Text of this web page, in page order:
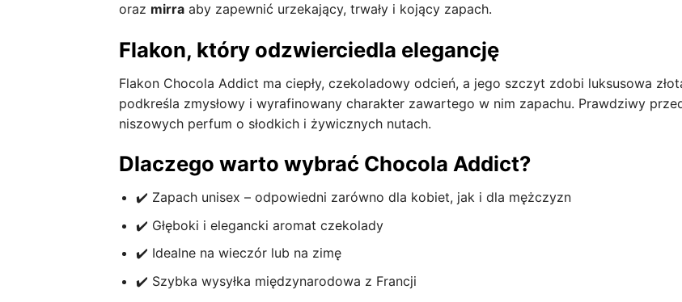
oraz mirra aby zapewnić urzekający, trwały i kojący zapach.
Flakon, który odzwierciedla elegancję
Flakon Chocola Addict ma ciepły, czekoladowy odcień, a jego szczyt zdobi luksusowa
podkreśla zmysłowy i wyrafinowany charakter zawartego w nim zapachu. Prawdziwy
niszowych perfum o słodkich i żywicznych nutach.
Dlaczego warto wybrać Chocola Addict?
✔️ Zapach unisex – odpowiedni zarówno dla kobiet, jak i dla mężczyzn
✔️ Głęboki i elegancki aromat czekolady
✔️ Idealne na wieczór lub na zimę
✔️ Szybka wysyłka międzynarodowa z Francji